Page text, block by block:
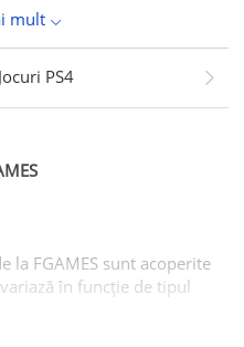
mult
PS4
la FGAMES sunt acoperite
în funcție de tipul